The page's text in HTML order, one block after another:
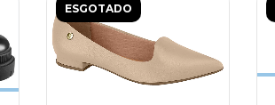
ESGOTADO